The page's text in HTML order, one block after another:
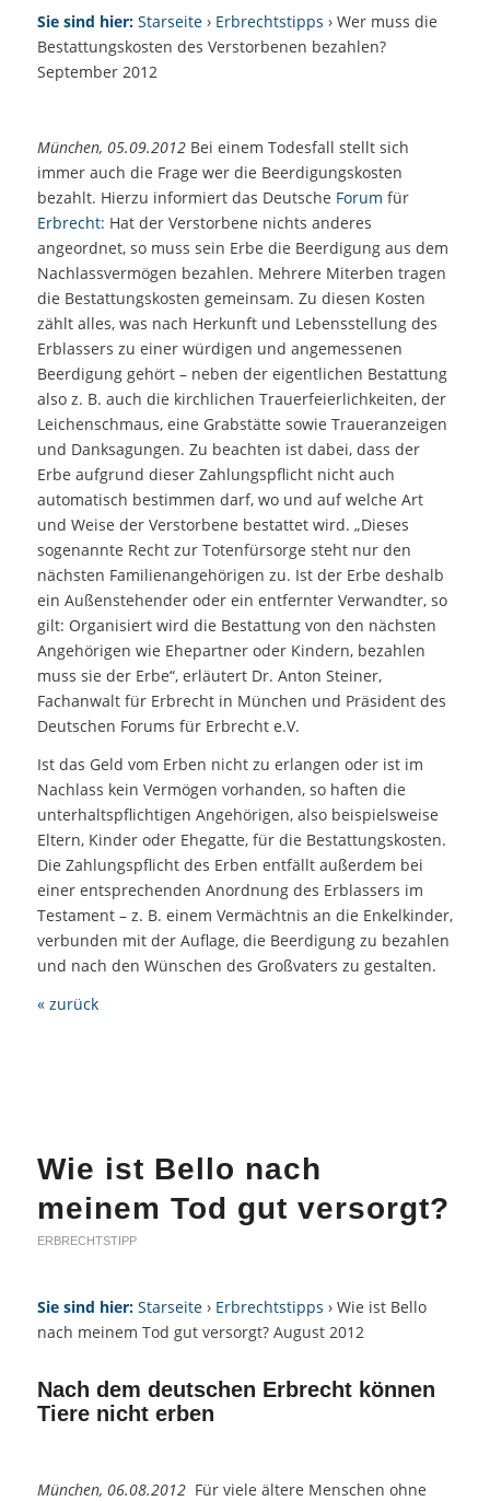
Sie sind hier: Starseite› Erbrechtstipps › Wer muss die
Bestattungskosten des Verstorbenen bezahlen?
September 2012
München, 05.09.2012Bei einem Todesfall stellt sich
immer auch die Frage wer die Beerdigungskosten
bezahlt. Hierzu informiert das Deutsche Forum für
Erbrecht: Hat der Verstorbene nichts anderes
angeordnet, so muss sein Erbe die Beerdigung aus dem
Nachlassvermögen bezahlen. Mehrere Miterben tragen
die Bestattungskosten gemeinsam. Zu diesen Kosten
zählt alles, was nach Herkunft und Lebensstellung des
Erblassers zu einer würdigen und angemessenen
Beerdigung gehört – neben der eigentlichen Bestattung
also z. B. auch die kirchlichen Trauerfeierlichkeiten, der
Leichenschmaus, eine Grabstätte sowie Traueranzeigen
und Danksagungen. Zu beachten ist dabei, dass der
Erbe aufgrund dieser Zahlungspflicht nicht auch
automatisch bestimmen darf, wo und auf welche Art
und Weise der Verstorbene bestattet wird. „Dieses
sogenannte Recht zur Totenfürsorge steht nur den
nächsten Familienangehörigen zu. Ist der Erbe deshalb
ein Außenstehender oder ein entfernter Verwandter, so
gilt: Organisiert wird die Bestattung von den nächsten
Angehörigen wie Ehepartner oder Kindern, bezahlen
muss sie der Erbe“, erläutert Dr. Anton Steiner,
Fachanwalt für Erbrecht in München und Präsident des
Deutschen Forums für Erbrecht e.V.
Ist das Geld vom Erben nicht zu erlangen oder ist im
Nachlass kein Vermögen vorhanden, so haften die
unterhaltspflichtigen Angehörigen, also beispielsweise
Eltern, Kinder oder Ehegatte, für die Bestattungskosten.
Die Zahlungspflicht des Erben entfällt außerdem bei
einer entsprechenden Anordnung des Erblassers im
Testament – z. B. einem Vermächtnis an die Enkelkinder,
verbunden mit der Auflage, die Beerdigung zu bezahlen
und nach den Wünschen des Großvaters zu gestalten.
« zurück
Wie ist Bello nach
meinem Tod gut versorgt?
ERBRECHTSTIPP
Sie sind hier: Starseite› Erbrechtstipps › Wie ist Bello
nach meinem Tod gut versorgt? August 2012
Nach dem deutschen Erbrecht können
Tiere nicht erben
München, 06.08.2012Für viele ältere Menschen ohne